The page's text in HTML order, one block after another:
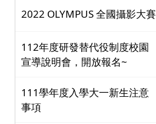
2022 OLYMPUS 全國攝影大賽
112年度研發替代役制度校園
宣導說明會，開放報名~
111學年度入學大一新生注意
事項